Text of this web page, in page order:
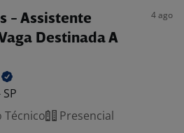
- Assistente
Destinada A
4 ago
Técnico Presencial